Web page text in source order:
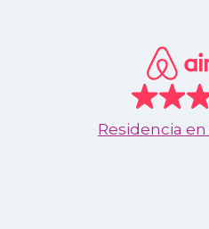
Residencia en